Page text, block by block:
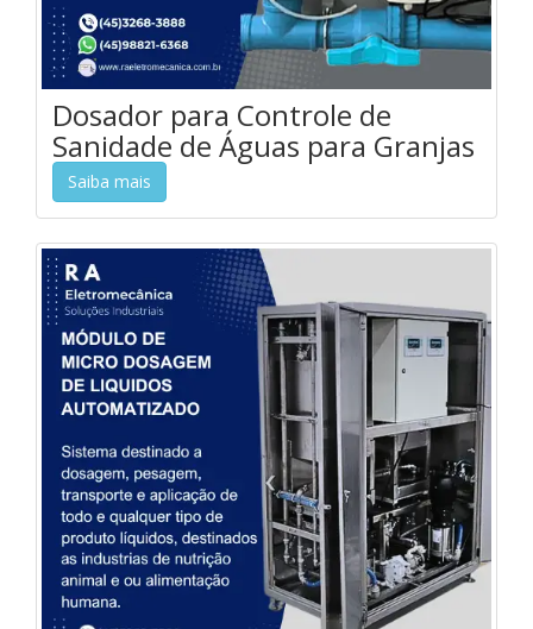
Dosador para Controle de
Sanidade de Águas para Granjas
Saiba mais